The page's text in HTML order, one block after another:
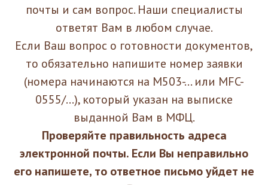
почты и сам вопрос. Наши специалисты
ответят Вам в любом случае.
Если Ваш вопрос о готовности документов,
то обязательно напишите номер заявки
(номера начинаются на M503-... или MFC-
0555/...), который указан на выписке
выданной Вам в МФЦ.
Проверяйте правильность адреса
электронной почты. Если Вы неправильно
его напишете, то ответное письмо уйдет не